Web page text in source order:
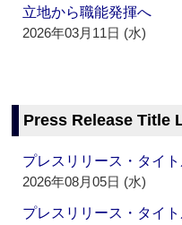
立地から職能発揮へ
2026年03月11日 (水)
Press Release Title
プレスリリース・タイ
2026年08月05日 (水)
プレスリリース・タイ